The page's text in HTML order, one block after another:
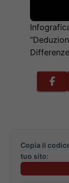
Copia il
tuo sito: